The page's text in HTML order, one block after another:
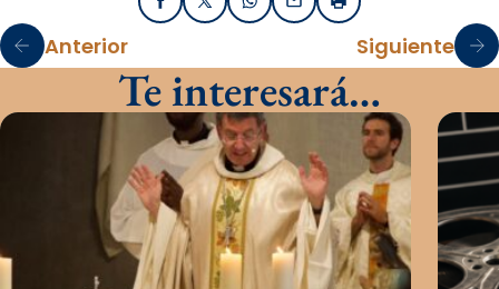
FacebookX / TwitterWhatsApp
EmailImprimir
Anterior Siguiente
Te interesará…